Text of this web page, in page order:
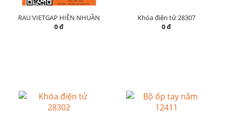
RAU VIETGAP HIỀN NHUẦN
0 đ
Khóa điện tử 28307
0 đ